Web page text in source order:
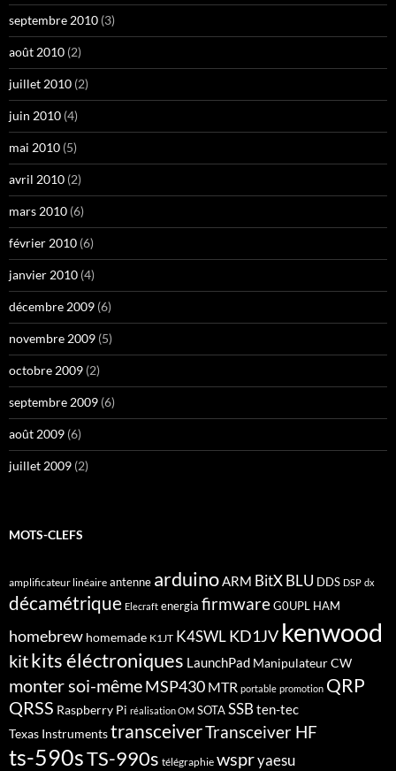
septembre 2010 (3)
août 2010 (2)
juillet 2010 (2)
juin 2010 (4)
mai 2010 (5)
avril 2010 (2)
mars 2010 (6)
février 2010 (6)
janvier 2010 (4)
décembre 2009 (6)
novembre 2009 (5)
octobre 2009 (2)
septembre 2009 (6)
août 2009 (6)
juillet 2009 (2)
MOTS-CLEFS
amplificateur linéaire antenne arduinoARM BitX BLU DDS DSP dx
décamétrique Elecraft energia firmwareG0UPL HAM
homebrew homemade K1JT K4SWL KD1JV kenwood
kitkits éléctroniques LaunchPad Manipulateur CW
monter soi-mêmeMSP430 MTR portable promotion QRP
QRSS Raspberry Pi réalisation OM SOTASSB ten-tec
Texas InstrumentstransceiverTransceiver HF
ts-590sTS-990s télégraphie wspryaesu